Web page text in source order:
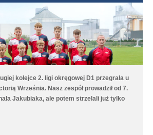
kolejce 2. ligi okręgowej D1 przegrała u
Września. Nasz zespół prowadził od 7.
Jakubiaka, ale potem strzelali już tylko